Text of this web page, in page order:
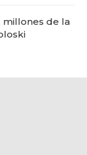
millones de la